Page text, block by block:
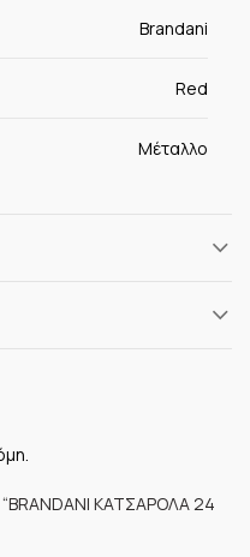
Brandani
Red
Μέταλλο
ΚΑΤΣΑΡΌΛΑ 24